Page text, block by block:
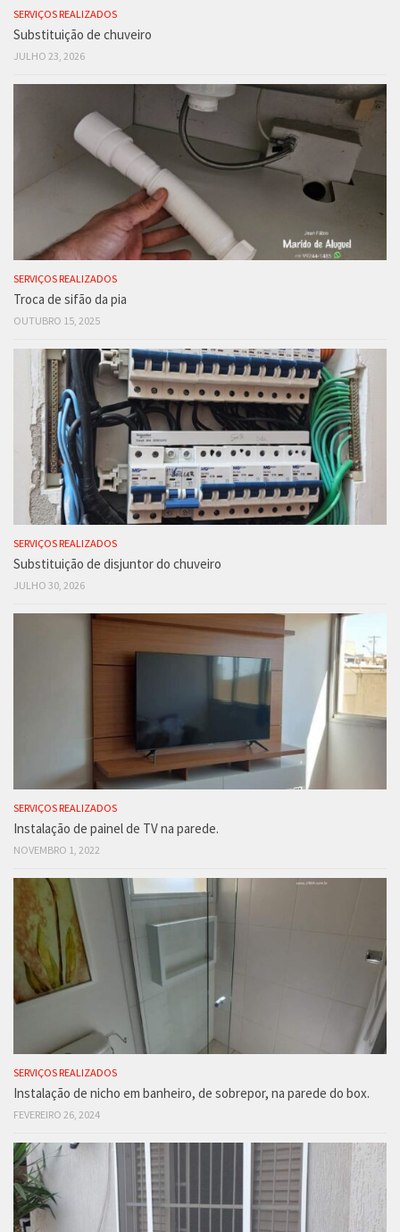
SERVIÇOS REALIZADOS
Substituição de chuveiro
JULHO 23, 2026
SERVIÇOS REALIZADOS
Troca de sifão da pia
OUTUBRO 15, 2025
SERVIÇOS REALIZADOS
Substituição de disjuntor do chuveiro
JULHO 30, 2026
SERVIÇOS REALIZADOS
Instalação de painel de TV na parede.
NOVEMBRO 1, 2022
SERVIÇOS REALIZADOS
Instalação de nicho em banheiro, de sobrepor, na parede do box.
FEVEREIRO 26, 2024